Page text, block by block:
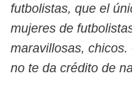
futbolistas, que el
mujeres de
maravillosas,
no te da crédito de